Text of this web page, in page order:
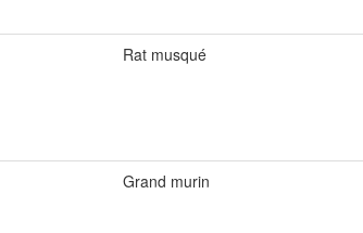
Rat musqué
Grand murin